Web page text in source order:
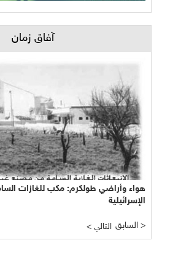
آفاق زمان
هواء وأراضي طولكرم: مكب للغازات
الإسرائيلية
< التالي السابق >